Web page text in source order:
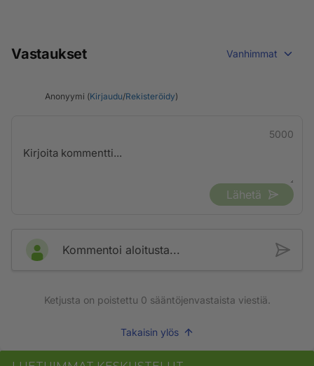
Vastaukset Vanhimmat
Anonyymi (Kirjaudu/Rekisteröidy)
5000
Lähetä
Kommentoi aloitusta...
Ketjusta on poistettu 0 sääntöjenvastaista viestiä.
Takaisin ylös